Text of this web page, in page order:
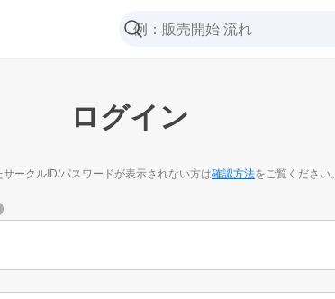
ログイン
ークルID/パスワードが表示されない方は確認方法をご覧ください。